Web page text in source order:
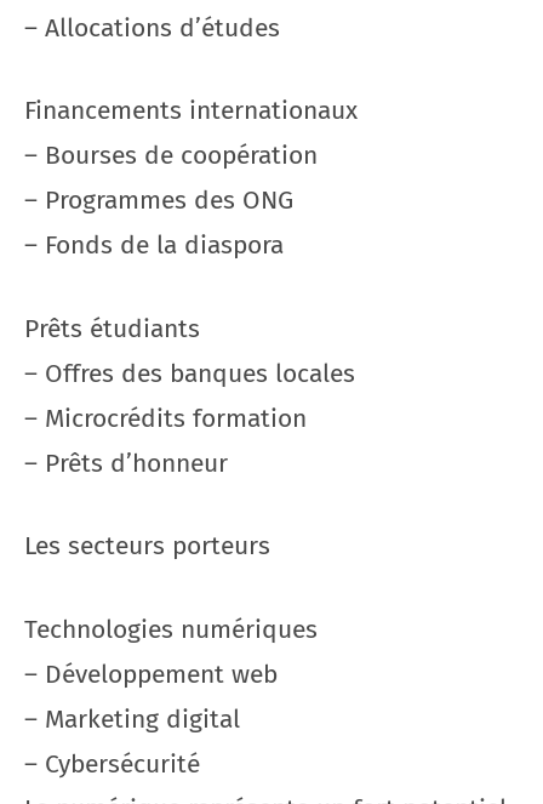
– Allocations d’études
Financements internationaux
– Bourses de coopération
– Programmes des ONG
– Fonds de la diaspora
Prêts étudiants
– Offres des banques locales
– Microcrédits formation
– Prêts d’honneur
Les secteurs porteurs
Technologies numériques
– Développement web
– Marketing digital
– Cybersécurité